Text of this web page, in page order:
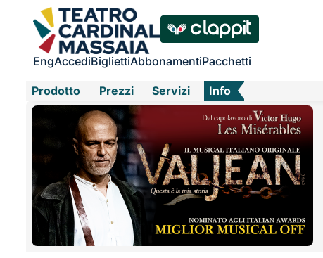
EngAccediBigliettiAbbonamentiPacchetti
Prodotto Prezzi Servizi Info